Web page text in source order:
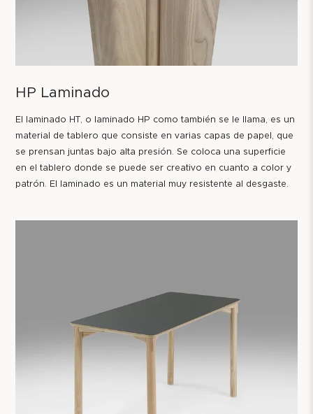
HP Laminado
El laminado HT, o laminado HP como también se le llama, es un
material de tablero que consiste en varias capas de papel, que
se prensan juntas bajo alta presión. Se coloca una superficie
en el tablero donde se puede ser creativo en cuanto a color y
patrón. El laminado es un material muy resistente al desgaste.